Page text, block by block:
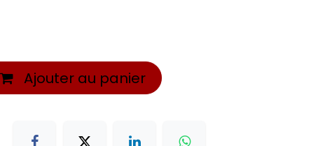
Ajouter au panier